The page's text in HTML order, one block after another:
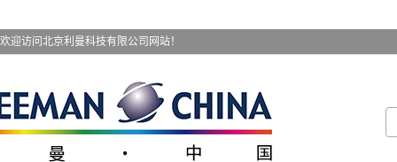
欢迎访问北京利曼科技有限公司网站！